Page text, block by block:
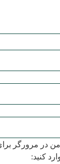
در مرورگر
کنید: